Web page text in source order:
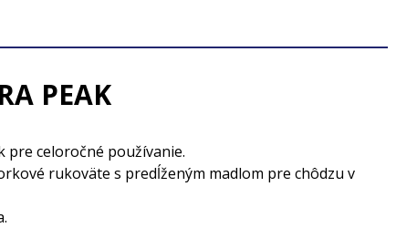
PEAK
pre celoročné používanie.
rukoväte s predĺženým madlom pre chôdzu v